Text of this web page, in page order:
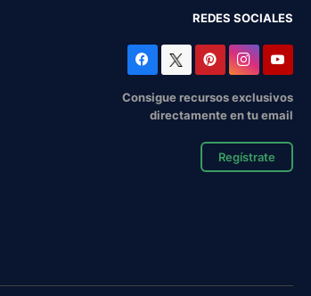
REDES SOCIALES
Consigue recursos exclusivos
directamente en tu email
Regístrate